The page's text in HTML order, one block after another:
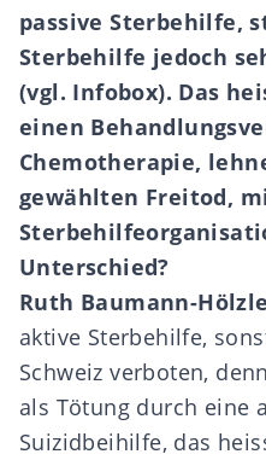
passive Sterbehilfe,
Sterbehilfe jedoch
(vgl. Infobox). Das
einen
Chemotherapie,
gewählten Freitod,
Unterschied?
Ruth Baumann-
aktive Sterbehilfe,
Schweiz verboten,
als Tötung durch eine
Suizidbeihilfe, das